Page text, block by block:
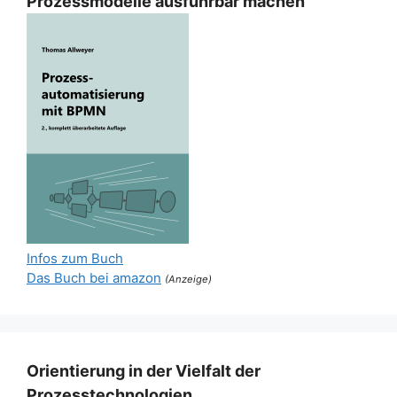
Infos zum Buch
Das Buch bei amazon (Anzeige)
Orientierung in der Vielfalt der